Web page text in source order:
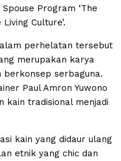
Program ‘The
Culture’.
perhelatan tersebut
merupakan karya
berkonsep serbaguna.
Paul Amron Yuwono
kain tradisional menjadi
kain yang didaur ulang
etnik yang chic dan